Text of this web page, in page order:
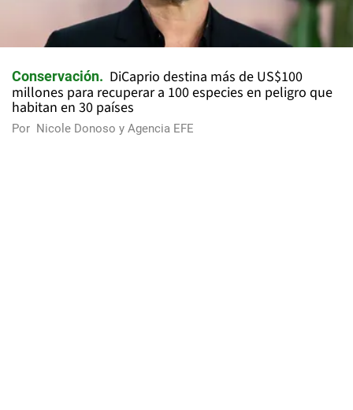
Conservación
DiCaprio destina más de US$100
millones para recuperar a 100 especies en peligro que
habitan en 30 países
Por Nicole Donoso y Agencia EFE